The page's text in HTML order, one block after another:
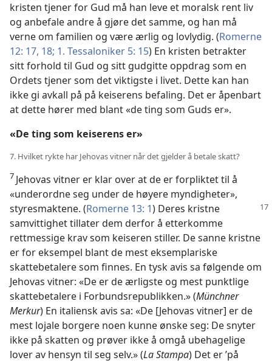
kristen tjener for Gud må han leve et moralsk rent liv
og anbefale andre å gjøre det samme, og han må
verne om familien og være ærlig og lovlydig. (Romerne
12: 17, 18; 1. Tessaloniker 5: 15) En kristen betrakter
sitt forhold til Gud og sitt gudgitte oppdrag som en
Ordets tjener som det viktigste i livet. Dette kan han
ikke gi avkall på på keiserens befaling. Det er åpenbart
at dette hører med blant «de ting som Guds er».
«De ting som keiserens er»
7. Hvilket rykte har Jehovas vitner når det gjelder å betale skatt?
7 Jehovas vitner er klar over at de er forpliktet til å
«underordne seg under de høyere myndigheter»,
styresmaktene. (Romerne 13: 1) Deres kristne
samvittighet tillater dem derfor å etterkomme
rettmessige krav som keiseren stiller. De sanne kristne
er for eksempel blant de mest eksemplariske
skattebetalere som finnes. En tysk avis sa følgende om
Jehovas vitner: «De er de ærligste og mest punktlige
skattebetalere i Forbundsrepublikken.» (Münchner
Merkur) En italiensk avis sa: «De [Jehovas vitner] er de
mest lojale borgere noen kunne ønske seg: De snyter
ikke på skatten og prøver ikke å omgå ubehagelige
lover av hensyn til seg selv.» (La Stampa) Det er ’på